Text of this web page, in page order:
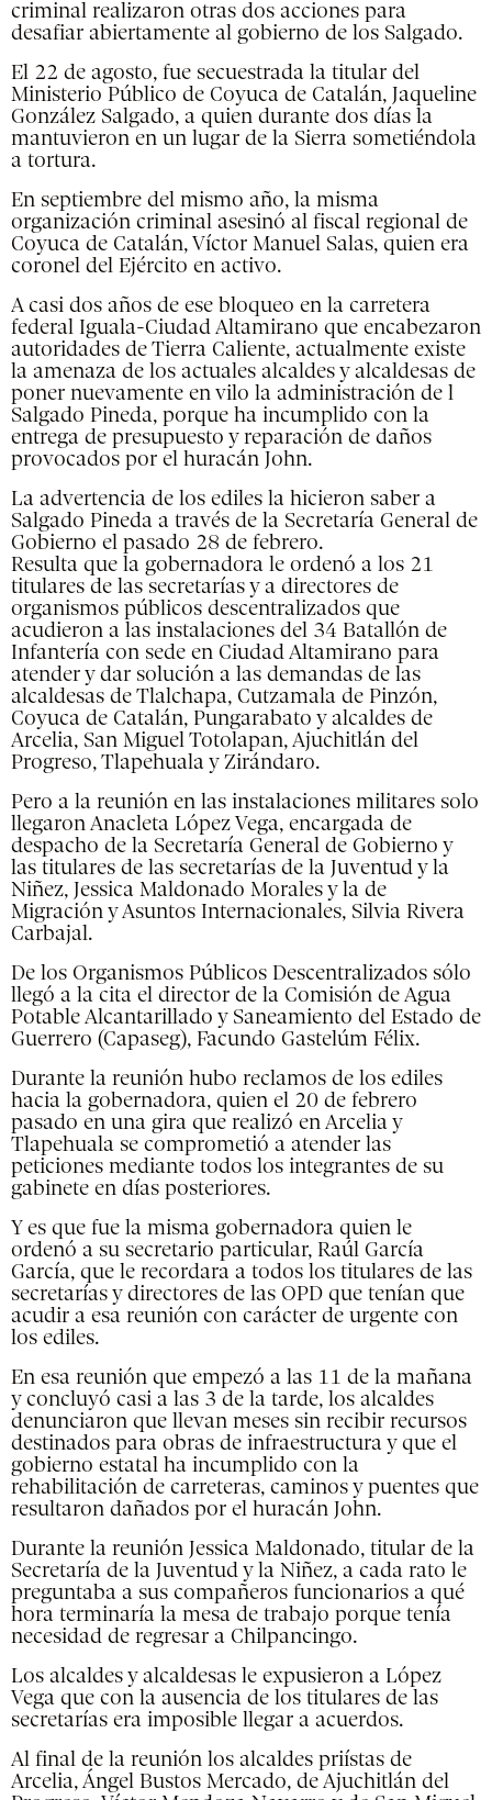
criminal realizaron otras dos acciones para
desafiar abiertamente al gobierno de los Salgado.
El 22 de agosto, fue secuestrada la titular del
Ministerio Público de Coyuca de Catalán, Jaqueline
González Salgado, a quien durante dos días la
mantuvieron en un lugar de la Sierra sometiéndola
a tortura.
En septiembre del mismo año, la misma
organización criminal asesinó al fiscal regional de
Coyuca de Catalán, Víctor Manuel Salas, quien era
coronel del Ejército en activo.
A casi dos años de ese bloqueo en la carretera
federal Iguala-Ciudad Altamirano que encabezaron
autoridades de Tierra Caliente, actualmente existe
la amenaza de los actuales alcaldes y alcaldesas de
poner nuevamente en vilo la administración de l
Salgado Pineda, porque ha incumplido con la
entrega de presupuesto y reparación de daños
provocados por el huracán John.
La advertencia de los ediles la hicieron saber a
Salgado Pineda a través de la Secretaría General de
Gobierno el pasado 28 de febrero.
Resulta que la gobernadora le ordenó a los 21
titulares de las secretarías y a directores de
organismos públicos descentralizados que
acudieron a las instalaciones del 34 Batallón de
Infantería con sede en Ciudad Altamirano para
atender y dar solución a las demandas de las
alcaldesas de Tlalchapa, Cutzamala de Pinzón,
Coyuca de Catalán, Pungarabato y alcaldes de
Arcelia, San Miguel Totolapan, Ajuchitlán del
Progreso, Tlapehuala y Zirándaro.
Pero a la reunión en las instalaciones militares solo
llegaron Anacleta López Vega, encargada de
despacho de la Secretaría General de Gobierno y
las titulares de las secretarías de la Juventud y la
Niñez, Jessica Maldonado Morales y la de
Migración y Asuntos Internacionales, Silvia Rivera
Carbajal.
De los Organismos Públicos Descentralizados sólo
llegó a la cita el director de la Comisión de Agua
Potable Alcantarillado y Saneamiento del Estado de
Guerrero (Capaseg), Facundo Gastelúm Félix.
Durante la reunión hubo reclamos de los ediles
hacia la gobernadora, quien el 20 de febrero
pasado en una gira que realizó en Arcelia y
Tlapehuala se comprometió a atender las
peticiones mediante todos los integrantes de su
gabinete en días posteriores.
Y es que fue la misma gobernadora quien le
ordenó a su secretario particular, Raúl García
García, que le recordara a todos los titulares de las
secretarías y directores de las OPD que tenían que
acudir a esa reunión con carácter de urgente con
los ediles.
En esa reunión que empezó a las 11 de la mañana
y concluyó casi a las 3 de la tarde, los alcaldes
denunciaron que llevan meses sin recibir recursos
destinados para obras de infraestructura y que el
gobierno estatal ha incumplido con la
rehabilitación de carreteras, caminos y puentes que
resultaron dañados por el huracán John.
Durante la reunión Jessica Maldonado, titular de la
Secretaría de la Juventud y la Niñez, a cada rato le
preguntaba a sus compañeros funcionarios a qué
hora terminaría la mesa de trabajo porque tenía
necesidad de regresar a Chilpancingo.
Los alcaldes y alcaldesas le expusieron a López
Vega que con la ausencia de los titulares de las
secretarías era imposible llegar a acuerdos.
Al final de la reunión los alcaldes priístas de
Arcelia, Ángel Bustos Mercado, de Ajuchitlán del